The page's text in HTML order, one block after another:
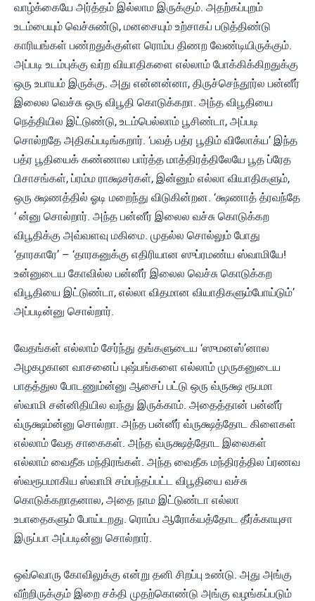
வாழ்க்கையே அர்த்தம் இல்லாம இருக்கும். அதற்கப்புறம்
உடம்பையும் வெச்சுண்டு, மனசையும் உற்சாகப் படுத்திண்டு
காரியங்கள் பண்றதுக்குள்ள ரொம்ப திணற வேண்டியிருக்கும்.
அப்படி உடம்புக்கு வர்ற வியாதிகளை எல்லாம் போக்கிக்கிறதுக்கு
ஒரு உபாயம் இருக்கு. அது என்னன்னா, திருச்செந்தூர்ல பன்னீர்
இலைல வெச்சு ஒரு விபூதி கொடுக்கறா. அந்த விபூதியை
நெத்தியில இட்டுண்டு, உடம்பெல்லாம் பூசிண்டா, அப்படி
சொல்றதே அதிகப்படிங்கறார். ‘பவத் பத்ர பூதிம் விலோக்ய’ இந்த
பத்ர பூதியைக் கண்ணால பார்த்த மாத்திரத்திலேயே பூத ப்ரேத
பிசாசங்கள், ப்ரம்ம ராக்ஷசர்கள், இன்னும் எல்லா வியாதிகளும்,
ஒரு க்ஷணத்தில் ஓடி மறைந்து விடுகின்றன. ‘க்ஷணாத் த்ரவந்தே
‘ ன்னு சொல்றார். அந்த பன்னீர் இலைல வச்சு கொடுக்கற
விபூதிக்கு அவ்வளவு மகிமை. முதல்ல சொல்லும் போது
‘தாரகாரே’ – ‘தாரகனுக்கு எதிரியான ஸுப்ரமண்ய ஸ்வாமியே!
உன்னுடைய கோவில்ல பன்னீர் இலைல வெச்சு கொடுக்கற
விபூதியை இட்டுண்டா, எல்லா விதமான வியாதிகளும்போய்டும்’
அப்படின்னு சொல்றார்.
வேதங்கள் எல்லாம் சேர்ந்து தங்களுடைய ‘ஸுமனஸ்’னால
அழகழகான வாசனைப் புஷ்பங்களை எல்லாம் முருகனுடைய
பாதத்துல போடணும்ன்னு ஆசைப் பட்டு ஒரு வ்ருக்ஷ ரூபமா
ஸ்வாமி சன்னிதியில வந்து இருக்காம். அதைத்தான் பன்னீர்
வ்ருக்ஷம்ன்னு சொல்றா. அந்த பன்னீர் வ்ருக்ஷத்தோட கிளைகள்
எல்லாம் வேத சாகைகள். அந்த வ்ருக்ஷத்தோட இலைகள்
எல்லாம் வைதீக மந்திரங்கள். அந்த வைதீக மந்திரத்தில ப்ரணவ
ஸ்வரூபமாகிய ஸ்வாமி சம்பந்தப்பட்ட விபூதியை வச்சு
கொடுக்கறாதனால, அதை நாம இட்டுண்டா எல்லா
உபாதைகளும் போய்டறது. ரொம்ப ஆரோக்யத்தோட தீர்க்காயுசா
இருப்பா அப்படின்னு சொல்றார்.
ஒவ்வொரு கோவிலுக்கு என்று தனி சிறப்பு உண்டு. அது அங்கு
வீற்றிருக்கும் இறை சக்தி முதற்கொண்டு அங்கு வழங்கப்படும்